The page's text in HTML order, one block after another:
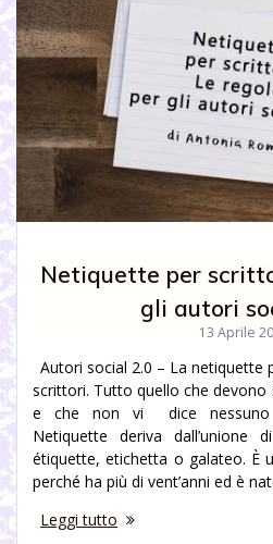
Netiquette per
gli autori
13 Aprile
Autori social 2.0 – La
scrittori. Tutto quello che devono
e che non vi dice nessuno
Netiquette deriva dall’unione
étiquette, etichetta o galateo. È
perché ha più di vent’anni ed è
Leggi tutto